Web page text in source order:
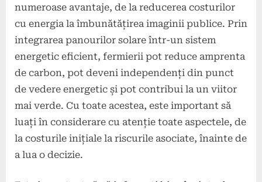
numeroase avantaje, de la reducerea costurilor
cu energia la îmbunătățirea imaginii publice. Prin
integrarea panourilor solare într-un sistem
energetic eficient, fermierii pot reduce amprenta
de carbon, pot deveni independenți din punct
de vedere energetic și pot contribui la un viitor
mai verde. Cu toate acestea, este important să
luați în considerare cu atenție toate aspectele, de
la costurile inițiale la riscurile asociate, înainte de
a lua o decizie.